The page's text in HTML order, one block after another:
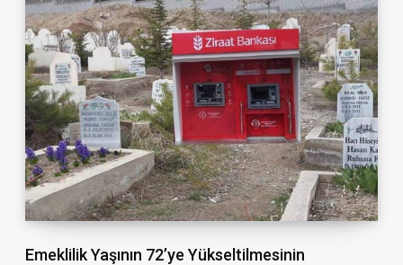
Emeklilik Yaşının 72’ye Yükseltilmesinin